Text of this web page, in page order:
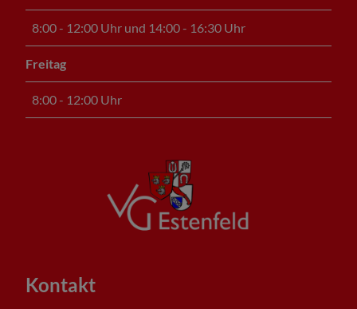
8:00 - 12:00 Uhr und 14:00 - 16:30 Uhr
Freitag
8:00 - 12:00 Uhr
Kontakt